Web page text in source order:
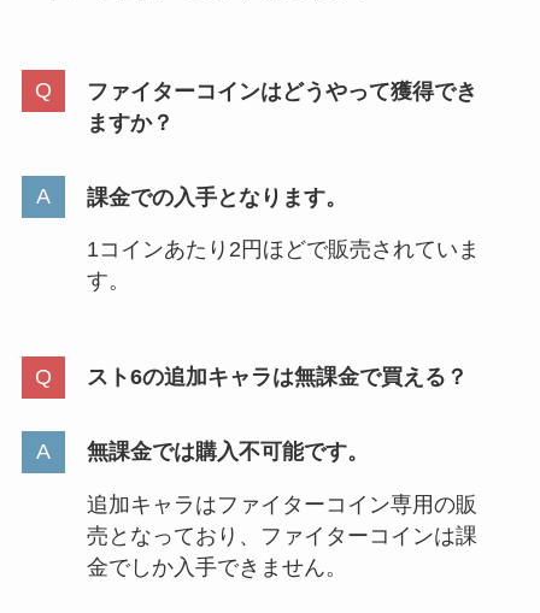
ファイターコインはどうやって獲得でき
ますか？
課金での入手となります。
1コインあたり2円ほどで販売されていま
す。
スト6の追加キャラは無課金で買える？
無課金では購入不可能です。
追加キャラはファイターコイン専用の販
売となっており、ファイターコインは課
金でしか入手できません。